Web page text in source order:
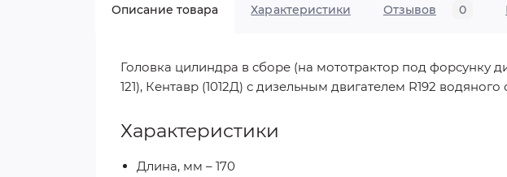
Описание товара Характеристики Отзывов 0
Головка цилиндра в сборе (на мототрактор под форсунку
121), Кентавр (1012Д) с дизельным двигателем R192
Характеристики
Длина, мм – 170